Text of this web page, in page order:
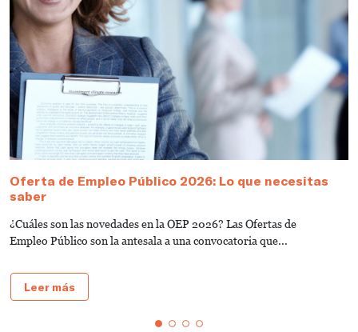
Oferta de Empleo Público 2026: Lo que necesitas
saber
¿Cuáles son las novedades en la OEP 2026? Las Ofertas de
Empleo Público son la antesala a una convocatoria que...
Leer más